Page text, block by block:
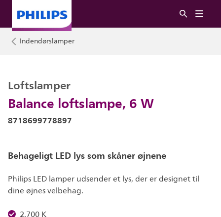
Indendørslamper
Balance loftslampe, 6 W
Loftslamper
8718699778897
Behageligt LED lys som skåner øjnene
Philips LED lamper udsender et lys, der er designet til
dine øjnes velbehag.